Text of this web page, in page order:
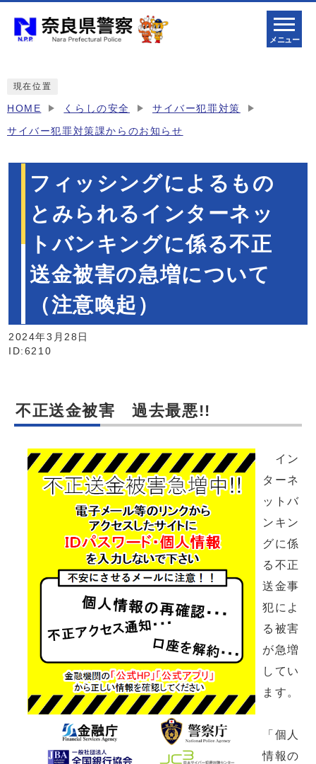
メニュー
現在位置
HOME くらしの安全 サイバー犯罪対策
サイバー犯罪対策課からのお知らせ
フィッシングによるもの
とみられるインターネッ
トバンキングに係る不正
送金被害の急増について
（注意喚起）
2024年3月28日
ID:6210
不正送金被害 過去最悪!!
イン
ターネ
ットバ
ンキン
グに係
る不正
送金事
犯によ
る被害
が急増
してい
ます。
「個人
情報の